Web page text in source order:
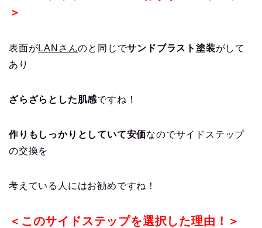
＞
表面がLANさんのと同じでサンドブラスト塗装がして
あり
ざらざらとした肌感ですね！
作りもしっかりとしていて安価なのでサイドステップ
の交換を
考えている人にはお勧めですね！
＜このサイドステップを選択した理由！＞